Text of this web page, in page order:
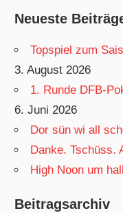
Neueste
Topspiel zum
3. August 2026
1. Runde DFB-
6. Juni 2026
Dor sün wi all
Danke. Tschüss.
High Noon um
Beitragsarchiv